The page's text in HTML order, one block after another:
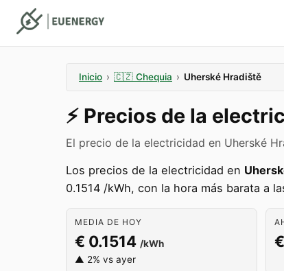
Inicio › 🇨🇿 Chequia › Uherské Hradiště
⚡️ Precios de la
El precio de la electricidad en Uherské
Los precios de la electricidad en
0.1514 /kWh, con la hora más barata a
MEDIA DE HOY
€ 0.1514 /kWh
▲ 2% vs ayer